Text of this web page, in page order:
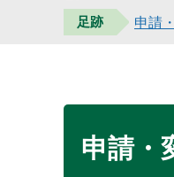
足跡
申請
申請・